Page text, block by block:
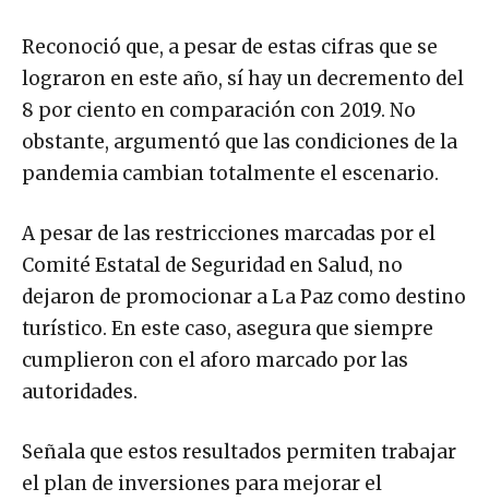
Reconoció que, a pesar de estas cifras que se
lograron en este año, sí hay un decremento del
8 por ciento en comparación con 2019. No
obstante, argumentó que las condiciones de la
pandemia cambian totalmente el escenario.
A pesar de las restricciones marcadas por el
Comité Estatal de Seguridad en Salud, no
dejaron de promocionar a La Paz como destino
turístico. En este caso, asegura que siempre
cumplieron con el aforo marcado por las
autoridades.
Señala que estos resultados permiten trabajar
el plan de inversiones para mejorar el